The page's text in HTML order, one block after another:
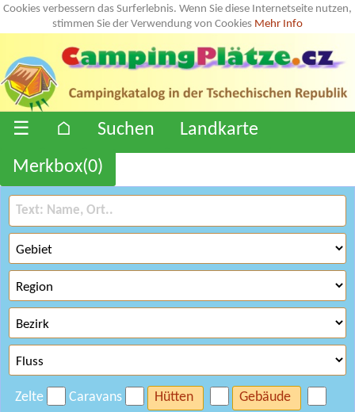
Cookies verbessern das Surferlebnis. Wenn Sie diese Internetseite nutzen,
stimmen Sie der Verwendung von Cookies Mehr Info
☰ ⌂ Suchen
Landkarte
Merkbox(0)
Zelte Caravans Hütten
Gebäude